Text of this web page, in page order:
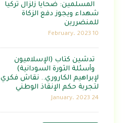
المسلمين: ضحايا زلزال تركيا
شهداء ويجوز دفع الزكاة
للمنضررين
10 February، 2023
تدشين كتاب (الإسلاميون
وأسئلة الثورة السودانية)
لإبراهيم الكاروري.. نقاش فكري
لتجربة حكم الإنقاذ الوطني
24 January، 2023